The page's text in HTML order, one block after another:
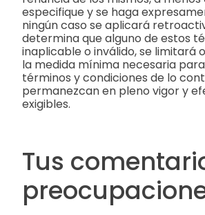
especifique y se haga
ningún caso se aplicará
determina que alguno de estos
inaplicable o inválido, se limitará
la medida mínima necesaria
términos y condiciones de lo
permanezcan en pleno vigor y
exigibles.
Tus